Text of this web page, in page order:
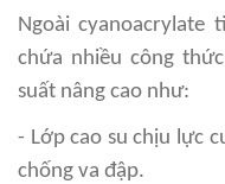
Ngoài cyanoacrylate
chứa nhiều công
suất nâng cao như:
- Lớp cao su chịu lực
chống va đập.